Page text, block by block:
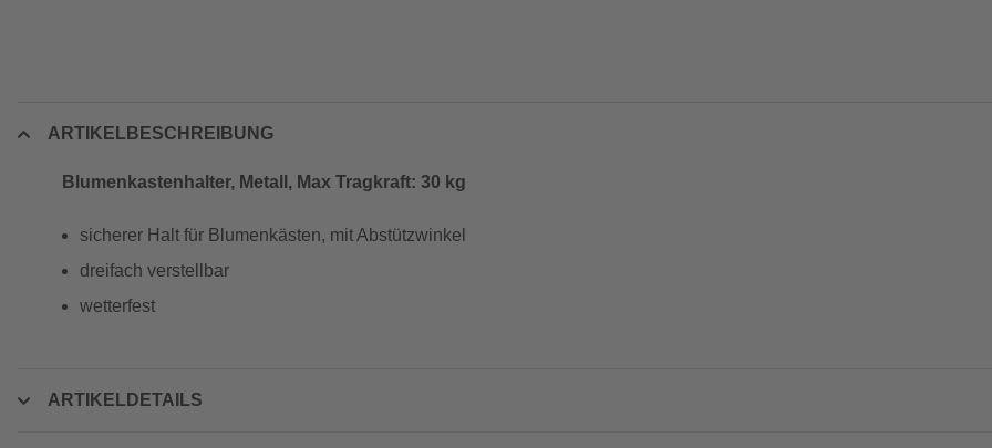
ARTIKELBESCHREIBUNG
Blumenkastenhalter, Metall, Max Tragkraft: 30 kg
sicherer Halt für Blumenkästen, mit Abstützwinkel
dreifach verstellbar
wetterfest
ARTIKELDETAILS